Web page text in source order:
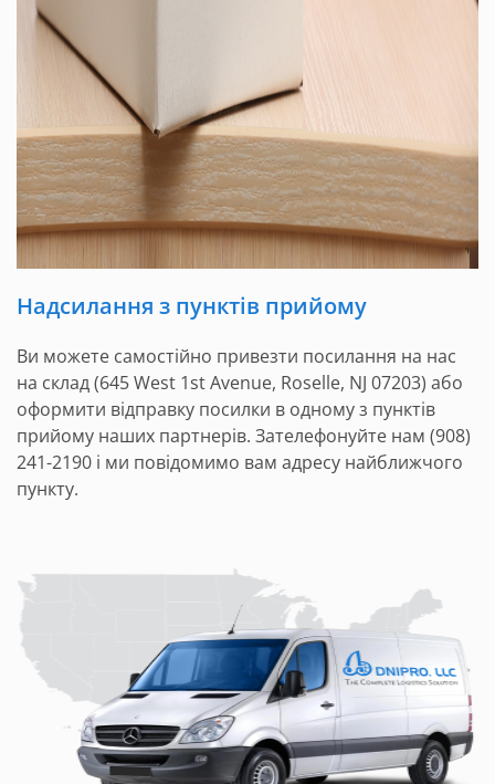
Надсилання з пунктів прийому
Ви можете самостійно привезти посилання на нас
на склад (645 West 1st Avenue, Roselle, NJ 07203) або
оформити відправку посилки в одному з пунктів
прийому наших партнерів. Зателефонуйте нам (908)
241-2190 і ми повідомимо вам адресу найближчого
пункту.